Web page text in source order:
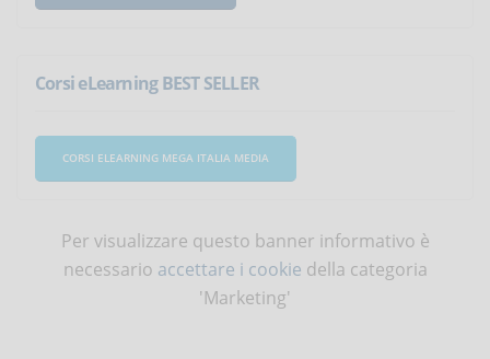
Corsi eLearning BEST SELLER
CORSI ELEARNING MEGA ITALIA MEDIA
Per visualizzare questo banner informativo è
necessario accettare i cookie della categoria
'Marketing'